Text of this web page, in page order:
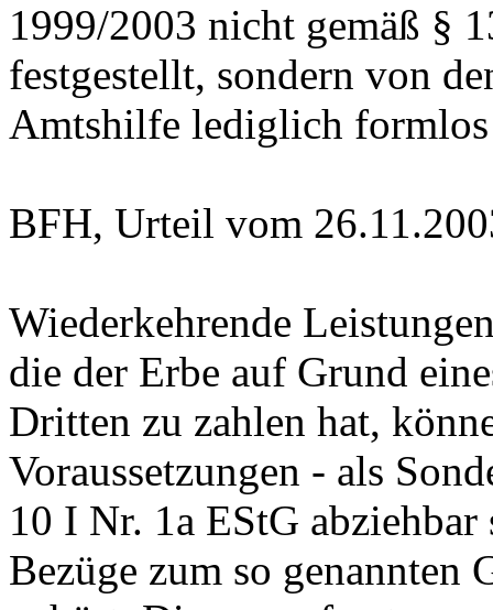
1999/2003 nicht gemäß §
festgestellt, sondern von
Amtshilfe lediglich
BFH, Urteil vom
Wiederkehrende
die der Erbe auf Grund
Dritten zu zahlen hat,
Voraussetzungen - als
10 I Nr. 1a EStG
Bezüge zum so genannten